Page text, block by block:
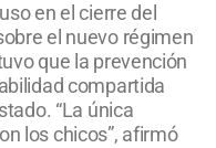
en el cierre del
el nuevo régimen
que la prevención
compartida
“La única
los chicos”, afirmó